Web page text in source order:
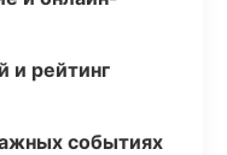
и рейтинг
событиях